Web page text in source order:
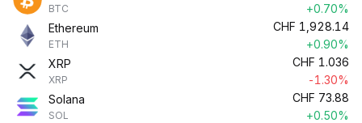
BTC
+0.70%
Ethereum
ETH
CHF 1,928.14
+0.90%
XRP
XRP
CHF 1.036
-1.30%
Solana
SOL
CHF 73.88
+0.50%